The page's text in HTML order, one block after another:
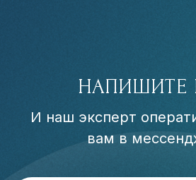
НАПИШИТЕ
И наш эксперт
вам в